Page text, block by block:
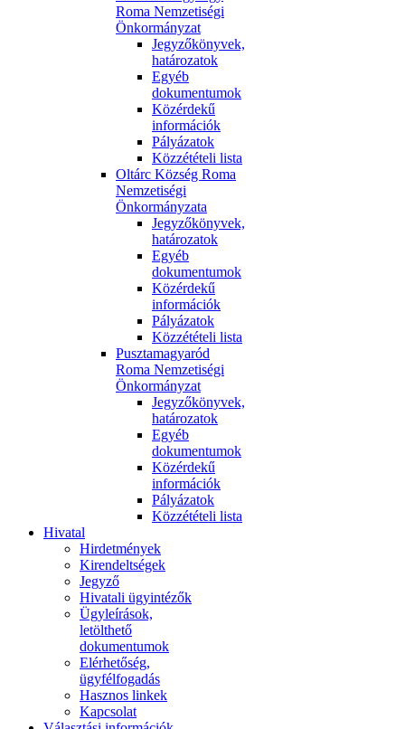
Roma Nemzetiségi
Önkormányzat
Jegyzőkönyvek,
határozatok
Egyéb
dokumentumok
Közérdekű
információk
Pályázatok
Közzétételi lista
Oltárc Község Roma
Nemzetiségi
Önkormányzata
Jegyzőkönyvek,
határozatok
Egyéb
dokumentumok
Közérdekű
információk
Pályázatok
Közzétételi lista
Pusztamagyaród
Roma Nemzetiségi
Önkormányzat
Jegyzőkönyvek,
határozatok
Egyéb
dokumentumok
Közérdekű
információk
Pályázatok
Közzétételi lista
Hivatal
Hirdetmények
Kirendeltségek
Jegyző
Hivatali ügyintézők
Ügyleírások,
letölthető
dokumentumok
Elérhetőség,
ügyfélfogadás
Hasznos linkek
Kapcsolat